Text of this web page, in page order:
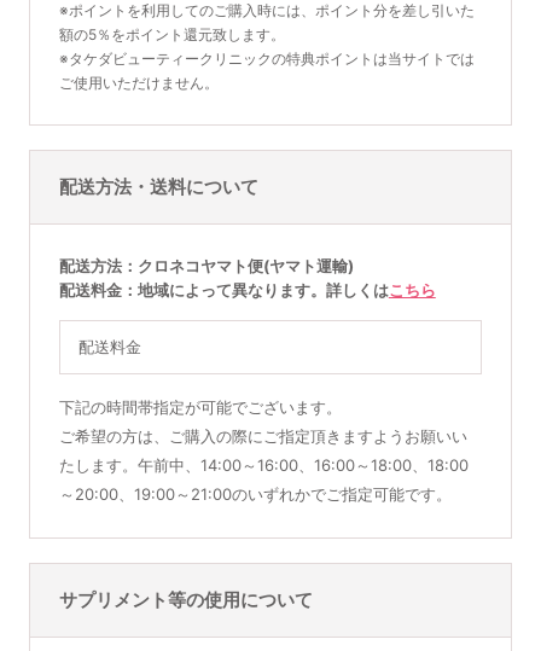
※ポイントを利用してのご購入時には、ポイント分を差し引いた
額の5％をポイント還元致します。
※タケダビューティークリニックの特典ポイントは当サイトでは
ご使用いただけません。
配送方法・送料について
配送方法
クロネコヤマト便(ヤマト運輸)
配送料金
地域によって異なります。詳しくはこちら
配送料金
下記の時間帯指定が可能でございます。
ご希望の方は、ご購入の際にご指定頂きますようお願いい
たします。午前中、14:00～16:00、16:00～18:00、18:00
～20:00、19:00～21:00のいずれかでご指定可能です。
サプリメント等の使用について